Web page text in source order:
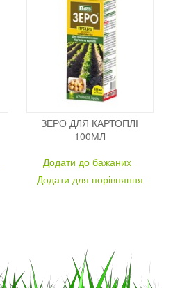
ЗЕРО ДЛЯ КАРТОПЛІ
100МЛ
Додати до бажаних
Додати для порівняння